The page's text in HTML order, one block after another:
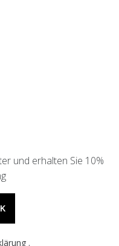
und erhalten Sie 10%
.